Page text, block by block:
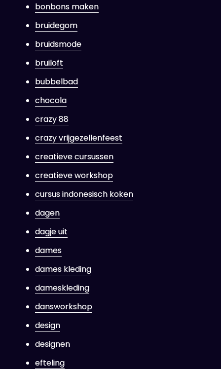
bonbons maken
bruidegom
bruidsmode
bruiloft
bubbelbad
chocola
crazy 88
crazy vrijgezellenfeest
creatieve cursussen
creatieve workshop
cursus indonesisch koken
dagen
dagje uit
dames
dames kleding
dameskleding
dansworkshop
design
designen
efteling